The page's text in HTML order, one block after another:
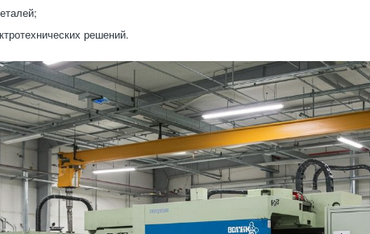
решений.